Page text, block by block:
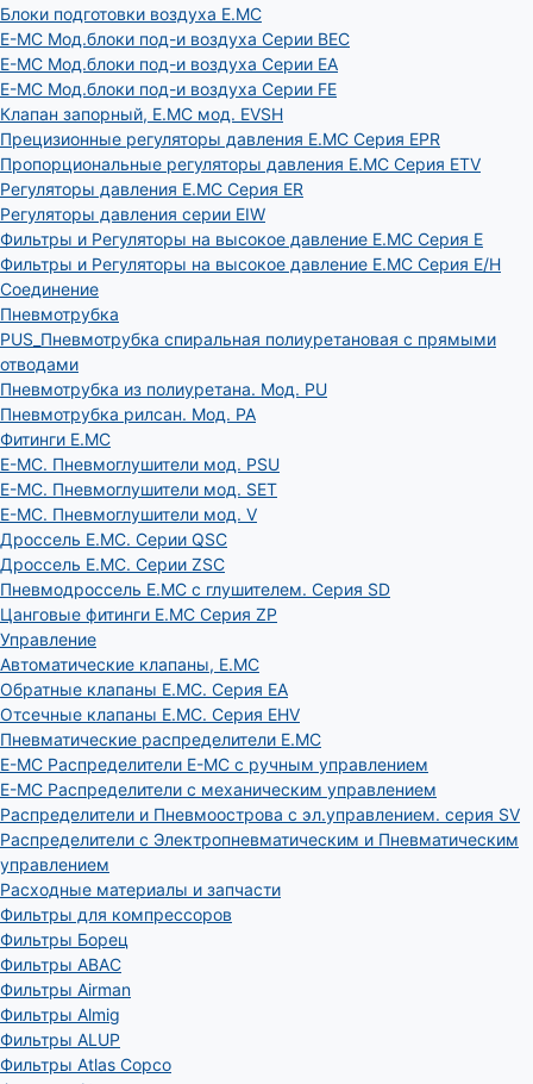
Блоки подготовки воздуха E.MC
E-MC Мод.блоки под-и воздуха Серии BEC
E-MC Мод.блоки под-и воздуха Серии EA
E-MC Мод.блоки под-и воздуха Серии FE
Клапан запорный, E.MC мод. EVSH
Прецизионные регуляторы давления E.MC Серия EPR
Пропорциональные регуляторы давления E.MC Серия ETV
Регуляторы давления E.MC Серия ER
Регуляторы давления серии EIW
Фильтры и Регуляторы на высокое давление E.MC Серия E
Фильтры и Регуляторы на высокое давление E.MC Серия E/H
Соединение
Пневмотрубка
PUS_Пневмотрубка спиральная полиуретановая с прямыми
отводами
Пневмотрубка из полиуретана. Мод. РU
Пневмотрубка рилсан. Мод. PA
Фитинги E.MC
E-MC. Пневмоглушители мод. PSU
E-MC. Пневмоглушители мод. SET
E-MC. Пневмоглушители мод. V
Дроссель E.MC. Серии QSC
Дроссель E.MC. Серии ZSC
Пневмодроссель E.MC с глушителем. Серия SD
Цанговые фитинги E.MC Серия ZP
Управление
Автоматические клапаны, Е.МС
Обратные клапаны E.MC. Серия EA
Отсечные клапаны E.MC. Серия EHV
Пневматические распределители E.MC
E-MC Распределители E-MC с ручным управлением
E-MC Распределители с механическим управлением
Распределители и Пневмоострова с эл.управлением. серия SV
Распределители с Электропневматическим и Пневматическим
управлением
Расходные материалы и запчасти
Фильтры для компрессоров
Фильтры Борец
Фильтры ABAC
Фильтры Airman
Фильтры Almig
Фильтры ALUP
Фильтры Atlas Copco